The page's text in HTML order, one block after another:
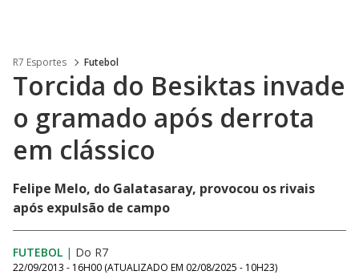
R7 Esportes Futebol
Torcida do Besiktas invade
o gramado após derrota
em clássico
Felipe Melo, do Galatasaray, provocou os rivais
após expulsão de campo
FUTEBOL | Do R7
22/09/2013 - 16H00 (ATUALIZADO EM 02/08/2025 - 10H23)